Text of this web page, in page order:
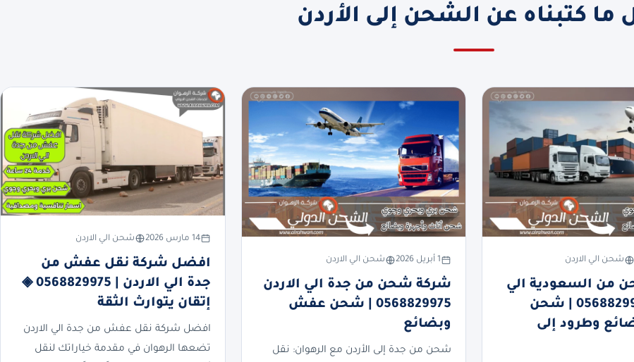
ما كتبناه عن الشحن إلى الأردن
شحن الي الاردن
من السعودية الي
الأردن 0568829975 | شحن
وطرود إلى
1 أبريل 2026 شحن الي الاردن
شركة شحن من جدة الي الاردن
0568829975 | شحن عفش
وبضائع
شحن من جدة إلى الأردن مع الرهوان: نقل
14 مارس 2026 شحن الي الاردن
افضل شركة نقل عفش من
جدة الي الاردن | 0568829975 ◈
إتقان يتوارث الثقة
افضل شركة نقل عفش من جدة الي الاردن
تضعها الرهوان في مقدمة خياراتك لنقل